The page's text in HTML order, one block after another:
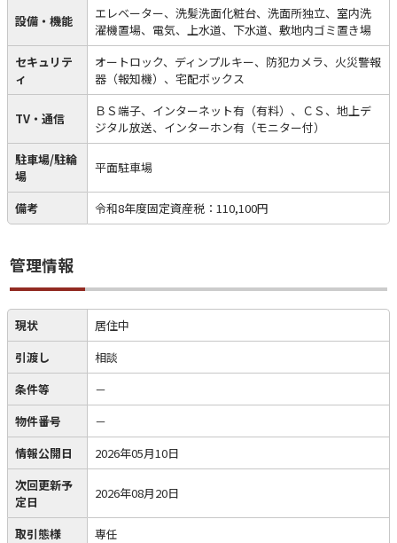
設備・機能
エレベーター、洗髪洗面化粧台、洗面所独立、室内洗
濯機置場、電気、上水道、下水道、敷地内ゴミ置き場
セキュリテ
ィ
オートロック、ディンプルキー、防犯カメラ、火災警報
器（報知機）、宅配ボックス
TV・通信
ＢＳ端子、インターネット有（有料）、ＣＳ、地上デ
ジタル放送、インターホン有（モニター付）
駐車場/駐輪
場
平面駐車場
備考 令和8年度固定資産税：110,100円
管理情報
現状
居住中
引渡し
相談
条件等
－
物件番号
－
情報公開日
2026年05月10日
次回更新予
定日
2026年08月20日
取引態様 専任